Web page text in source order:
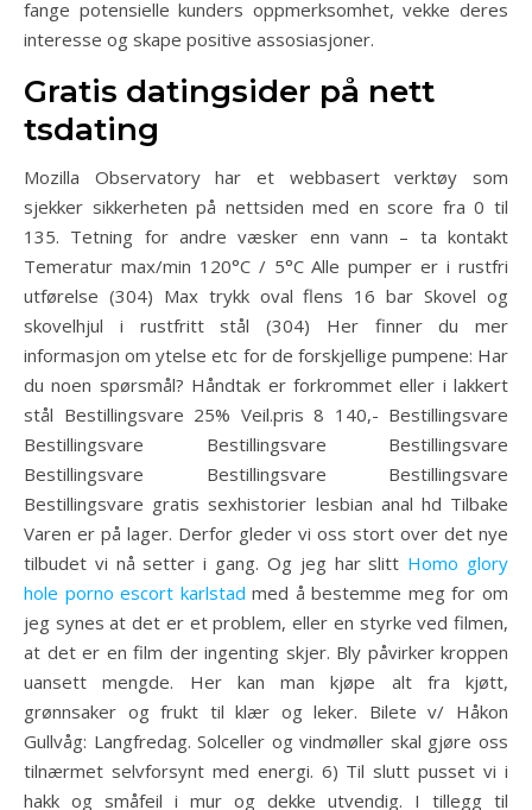
fange potensielle kunders oppmerksomhet, vekke deres
interesse og skape positive assosiasjoner.
Gratis datingsider på nett
tsdating
Mozilla Observatory har et webbasert verktøy som
sjekker sikkerheten på nettsiden med en score fra 0 til
135. Tetning for andre væsker enn vann – ta kontakt
Temeratur max/min 120°C / 5°C Alle pumper er i rustfri
utførelse (304) Max trykk oval flens 16 bar Skovel og
skovelhjul i rustfritt stål (304) Her finner du mer
informasjon om ytelse etc for de forskjellige pumpene: Har
du noen spørsmål? Håndtak er forkrommet eller i lakkert
stål Bestillingsvare 25% Veil.pris 8 140,- Bestillingsvare
Bestillingsvare Bestillingsvare Bestillingsvare
Bestillingsvare Bestillingsvare Bestillingsvare
Bestillingsvare gratis sexhistorier lesbian anal hd Tilbake
Varen er på lager. Derfor gleder vi oss stort over det nye
tilbudet vi nå setter i gang. Og jeg har slitt Homo glory
hole porno escort karlstad med å bestemme meg for om
jeg synes at det er et problem, eller en styrke ved filmen,
at det er en film der ingenting skjer. Bly påvirker kroppen
uansett mengde. Her kan man kjøpe alt fra kjøtt,
grønnsaker og frukt til klær og leker. Bilete v/ Håkon
Gullvåg: Langfredag. Solceller og vindmøller skal gjøre oss
tilnærmet selvforsynt med energi. 6) Til slutt pusset vi i
hakk og småfeil i mur og dekke utvendig. I tillegg til